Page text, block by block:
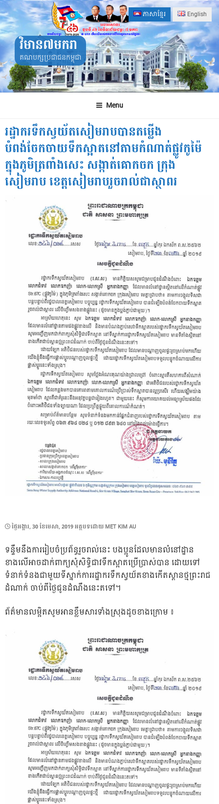
Skip
to
content
ភាសាខ្មែរ English
វិមាន៧មករា
គណបក្សប្រជាជនកម្ពុជា
Menu
រដ្ឋាករទឹកស្វយ័តសៀមរាបបានតម្លើង
បំពង់ចែកចាយទឹកស្អាតនៅតាមកំណាត់ផ្លូវកូម៉ៃ
ក្នុងភូមិត្រពាំងសេះ សង្កាត់គោកចក ក្រុង
សៀមរាប ខេត្តសៀមរាបរួចរាល់ជាស្ថាពរ
POSTED
ថ្ងៃ​អង្គារ, 30 ខែ​មេសា, 2019អត្ថបទដោយ MET KIM AU
ទន្ទឹមនឹងការរៀបចំប្រព័ន្ធរួចរាល់នេះ បងប្អូនដែលមានលំនៅដ្ឋាន
ខាងលើអាចដាក់ពាក្យសុំសិទ្ធិជាវទឹកស្អាតប្រើប្រាស់បាន ដោយទៅ
ទំនាក់ទំនងជាមួយទីស្នាក់ការរដ្ឋាករទឹកស្វយ័តខាងកើតស្ពានថ្មព្រះរាជ
ដំណាក់ ចាប់ពីថ្ងៃជូនដំណឹងនេះតទៅ។
ព័ត៌មានលម្អិតសូមអានខ្លឹមសារទាំងស្រុងដូចខាងក្រោម ៖